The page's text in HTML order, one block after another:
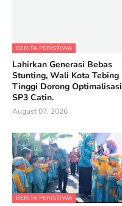
BERITA PERISTIWA
Lahirkan Generasi Bebas
Stunting, Wali Kota Tebing
Tinggi Dorong Optimalisasi
SP3 Catin.
August 07, 2026
BERITA PERISTIWA